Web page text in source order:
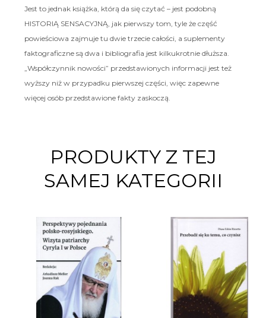
Jest to jednak książka, którą da się czytać – jest podobną
HISTORIĄ SENSACYJNĄ, jak pierwszy tom, tyle że część
powieściowa zajmuje tu dwie trzecie całości, a suplementy
faktograficzne są dwa i bibliografia jest kilkukrotnie dłuższa.
„Współczynnik nowości” przedstawionych informacji jest też
wyższy niż w przypadku pierwszej części, więc zapewne
więcej osób przedstawione fakty zaskoczą.
PRODUKTY Z TEJ
SAMEJ KATEGORII